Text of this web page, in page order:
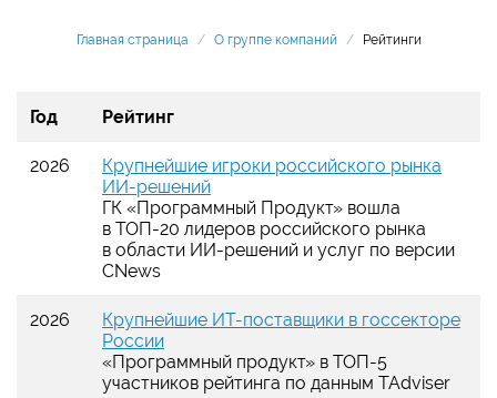
Главная страница / О группе компаний / Рейтинги
Год Рейтинг
2026
Крупнейшие игроки российского рынка
ИИ-решений
ГК «Программный Продукт» вошла
в ТОП-20 лидеров российского рынка
в области ИИ-решений и услуг по версии
CNews
2026
Крупнейшие ИТ-поставщики в госсекторе
России
«Программный продукт» в ТОП-5
участников рейтинга по данным TAdviser